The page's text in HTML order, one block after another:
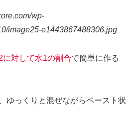
wp-
image25-e1443867488306.jpg
に対して水1の割合で簡単に作る
ゆっくりと混ぜながらペースト状